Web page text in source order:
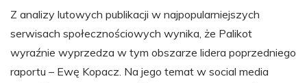
Z analizy lutowych publikacji w najpopularniejszych
serwisach społecznościowych wynika, że Palikot
wyraźnie wyprzedza w tym obszarze lidera poprzedniego
raportu – Ewę Kopacz. Na jego temat w social media